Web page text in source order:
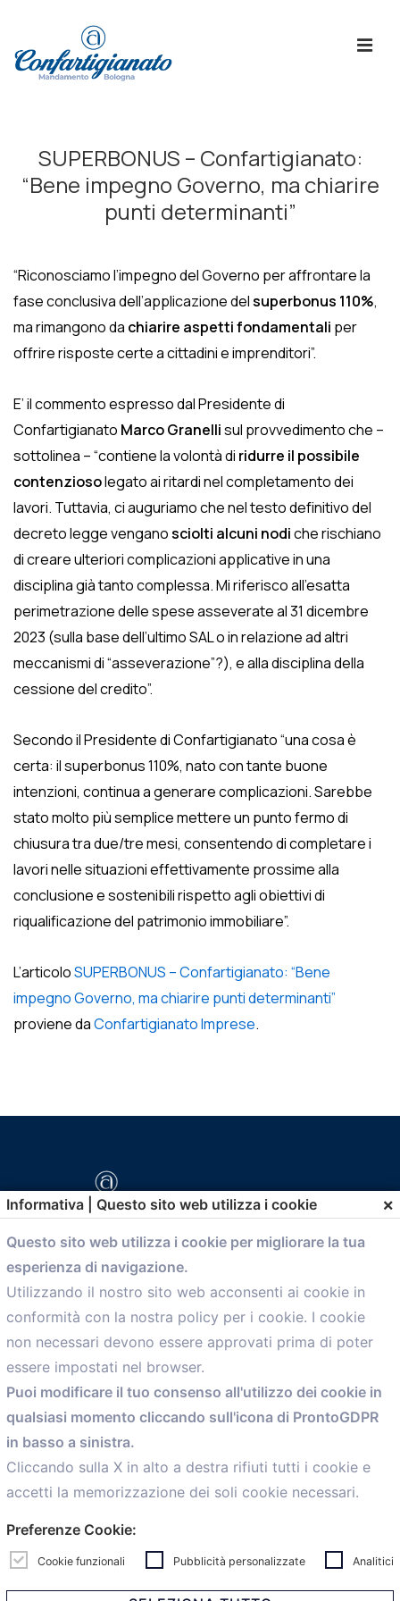
Principale
SUPERBONUS – Confartigianato:
“Bene impegno Governo, ma chiarire
punti determinanti”
“Riconosciamo l’impegno del Governo per affrontare la
fase conclusiva dell’applicazione delsuperbonus 110%,
ma rimangono da chiarire aspetti fondamentali per
offrire risposte certe a cittadini e imprenditori”.
E’ il commento espresso dal Presidente di
Confartigianato Marco Granellisul provvedimento che –
sottolinea – “contiene la volontà di ridurre il possibile
contenziosolegato ai ritardi nel completamento dei
lavori. Tuttavia, ci auguriamo che nel testo definitivo del
decreto legge venganosciolti alcuni nodiche rischiano
di creare ulteriori complicazioni applicative in una
disciplina già tanto complessa. Mi riferisco all’esatta
perimetrazione delle spese asseverate al 31 dicembre
2023 (sulla base dell’ultimo SAL o in relazione ad altri
meccanismi di “asseverazione”?), e alla disciplina della
cessione del credito”.
Secondo il Presidente di Confartigianato “una cosa è
certa: il superbonus 110%, nato con tante buone
intenzioni, continua a generare complicazioni. Sarebbe
stato molto più semplice mettere un punto fermo di
chiusura tra due/tre mesi, consentendo di completare i
lavori nelle situazioni effettivamente prossime alla
conclusione e sostenibili rispetto agli obiettivi di
riqualificazione del patrimonio immobiliare”.
L’articoloSUPERBONUS – Confartigianato: “Bene
impegno Governo, ma chiarire punti determinanti”
proviene daConfartigianato Imprese.
comunicazione@confartigianato.bo.it
Menù
Home
Servizi
Convenzioni
Voce delle Nostre aziende
Informazioni Ex L. 124/2017
News
personalCaf
Informativa | Questo sito web utilizza i cookie ×
Questo sito web utilizza i cookie per migliorare la tua
esperienza di navigazione.
Utilizzando il nostro sito web acconsenti ai cookie in
conformità con la nostra policy per i cookie. I cookie
non necessari devono essere approvati prima di poter
essere impostati nel browser.
Puoi modificare il tuo consenso all'utilizzo dei cookie in
qualsiasi momento cliccando sull'icona di ProntoGDPR
in basso a sinistra.
Cliccando sulla X in alto a destra rifiuti tutti i cookie e
accetti la memorizzazione dei soli cookie necessari.
Preferenze Cookie:
Cookie funzionali Pubblicità personalizzate Analitici